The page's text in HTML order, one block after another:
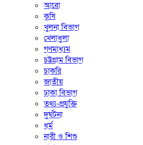
আরো
কৃষি
খুলনা বিভাগ
খেলাধুলা
গণমাধ্যম
চট্টগ্রাম বিভাগ
চাকরি
জাতীয়
ঢাকা বিভাগ
তথ্য-প্রযুক্তি
দুর্ঘটনা
ধর্ম
নারী ও শিশু